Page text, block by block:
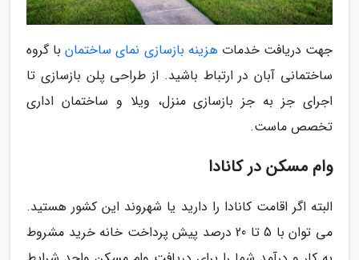
جهت دریافت خدمات هزینه بازسازی نمای ساختمانبا گروه
ساختمانی آبان در ارتباط باشید. از طراحی پلن بازسازی تا
اجرای جز به جز بازسازی منزل، ویلا و ساختمان اداری
تخصص ماست.
وام مسکن در کانادا
البته اگر اقامت کانادا را دارید یا شهروند این کشور هستید.
می توان با 5 تا 20 درصد پیش پرداخت خانه خرید مشروط